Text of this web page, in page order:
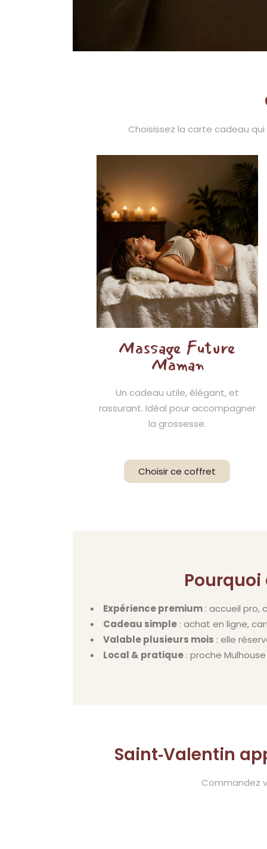
Choisissez la carte cadeau
Massage Future
Maman
Un cadeau utile, élégant, et
rassurant. Idéal pour accompagner
la grossesse.
Choisir ce coffret
Expérience premium : accueil pro,
Cadeau simple : achat en ligne,
Valable plusieurs mois : elle
Local & pratique : proche
Saint‑Valentin
Commandez